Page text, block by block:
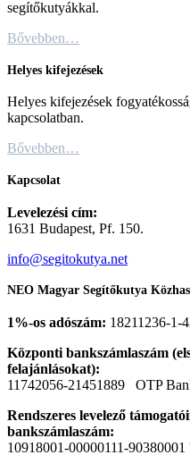
segítőkutyákkal.
Bővebben…
Helyes kifejezések
Helyes kifejezések
kapcsolatban.
Bővebben…
Kapcsolat
Levelezési cím:
1631 Budapest, Pf. 150.
info@segitokutya.net
NEO Magyar Segítőkutya
1%-os adószám: 18211236-1-
Központi bankszámlaszám
felajánlásokat):
11742056-21451889 OTP
Rendszeres levelező
bankszámlaszám:
10918001-00000111-